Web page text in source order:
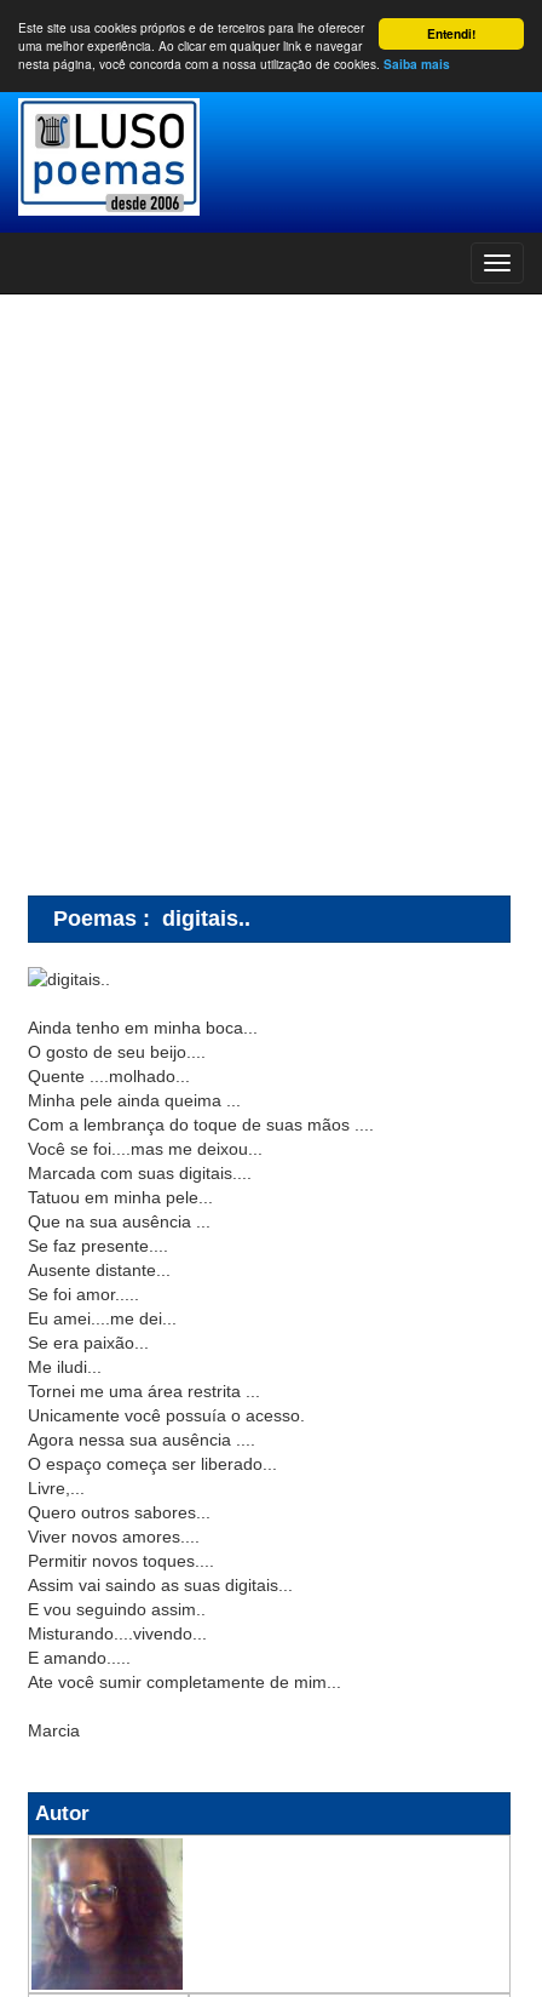
Entendi!
Este site usa cookies próprios e de terceiros para lhe oferecer
uma melhor experiência. Ao clicar em qualquer link e navegar
nesta página, você concorda com a nossa utilização de cookies. Saiba mais
Poemas : digitais..
Ainda tenho em minha boca...
O gosto de seu beijo....
Quente ....molhado...
Minha pele ainda queima ...
Com a lembrança do toque de suas mãos ....
Você se foi....mas me deixou...
Marcada com suas digitais....
Tatuou em minha pele...
Que na sua ausência ...
Se faz presente....
Ausente distante...
Se foi amor.....
Eu amei....me dei...
Se era paixão...
Me iludi...
Tornei me uma área restrita ...
Unicamente você possuía o acesso.
Agora nessa sua ausência ....
O espaço começa ser liberado...
Livre,...
Quero outros sabores...
Viver novos amores....
Permitir novos toques....
Assim vai saindo as suas digitais...
E vou seguindo assim..
Misturando....vivendo...
E amando.....
Ate você sumir completamente de mim...
Marcia
Autor